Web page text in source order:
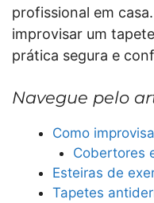
profissional em
improvisar um
prática segura e
Navegue pelo
Como
Cobertores
Esteiras de
Tapetes